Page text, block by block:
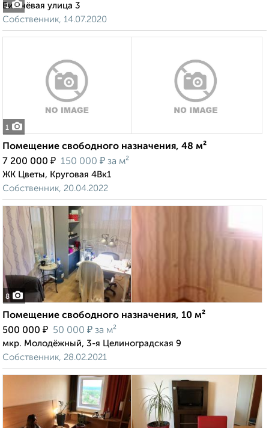
1
Вишнёвая улица 3
Собственник, 14.07.2020
1
Помещение свободного назначения, 48 м²
7 200 000 ₽ 150 000 ₽ за м²
ЖК Цветы, Круговая 4Вк1
Собственник, 20.04.2022
8
Помещение свободного назначения, 10 м²
500 000 ₽ 50 000 ₽ за м²
мкр. Молодёжный, 3-я Целиноградская 9
Собственник, 28.02.2021